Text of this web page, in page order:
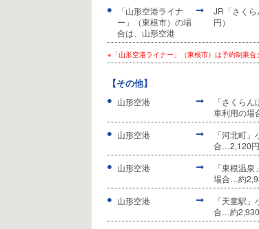
「山形空港ライナ
ー」（東根市）の場
合は、山形空港
JR「さく
円）
※「山形空港ライナー」（東根市）は予約制乗合
【その他】
山形空港
「さくら
車利用の
山形空港
「河北町
合…2,120
山形空港
「東根温
場合…約
山形空港
「天童駅
合…約